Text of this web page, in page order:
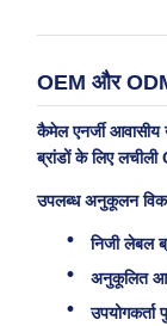
OEM और
कैमेल एनर्जी आवासीय
ब्रांडों के लिए
उपलब्ध अनुकूलन
निजी लेबल
अनुकूलित
उपयोगकर्ता